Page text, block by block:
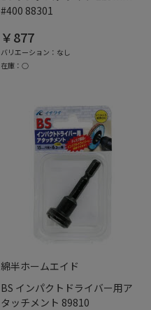
#400 88301
￥877
バリエーション：なし
在庫：○
綿半ホームエイド
BS インパクトドライバー用ア
タッチメント 89810